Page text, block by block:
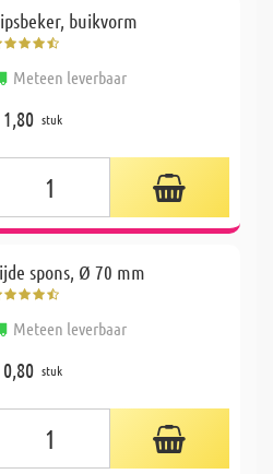
buikvorm
Meteen leverbaar
stuk
spons, Ø 70 mm
Meteen leverbaar
stuk